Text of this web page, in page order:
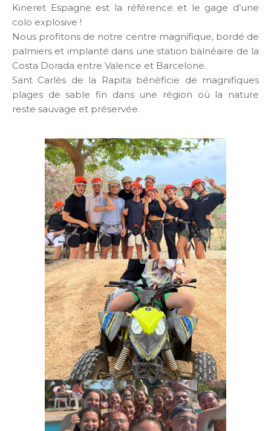
Kineret Espagne est la référence et le gage d’une
colo explosive !
Nous profitons de notre centre magnifique, bordé de
palmiers et implanté dans une station balnéaire de la
Costa Dorada entre Valence et Barcelone.
Sant Carlès de la Rapita bénéficie de magnifiques
plages de sable fin dans une région où la nature
reste sauvage et préservée.